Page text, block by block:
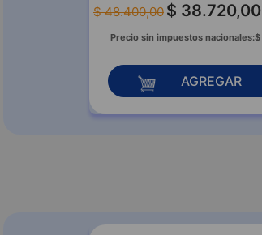
$ 48.400,00 $ 38.720,00
Precio sin impuestos nacionales:$
AGREGAR